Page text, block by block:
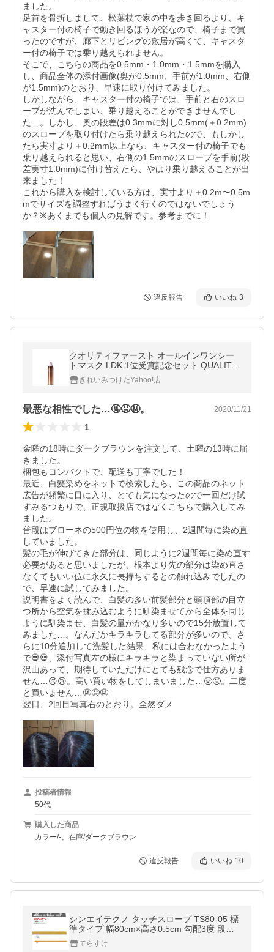
ました。
足首を骨折しまして、松葉杖で家の中を歩き回るより、キ
ャスター付の椅子で動き回るほうが楽なので、椅子まで買
ったのですが、廊下とリビングの敷居が高くて、キャスタ
ー付の椅子では乗り越えられません。
そこで、こちらの商品を0.5mm・1.0mm・1.5mmを購入
し、商品全体の添付画像(奥が0.5mm、手前が1.0mm、右側
が1.5mm)のとおり、早速に取り付けてみました。
しかしながら、キャスター付の椅子では、手前と右のスロ
ープが沈んでしまい、乗り越えることができませんでし
た…。しかし、奥の段差は0.3mmに対し0.5mm(＋0.2mm)
のスロープを取り付けたら乗り越えられたので、もしかし
たら実寸より＋0.2mm以上なら、キャスター付の椅子でも
乗り越えられると思い、右側の1.5mmのスロープを手前(段
差実寸1.0mm)に付け替えたら、やはり乗り越えることが出
来ました！
これから購入を検討している方は、実寸より＋0.2m〜0.5m
mでサイズを調整すればうまく行くのではないでしょう
か？※あくまでも個人の見解です。参考までに！
違反報告 いいね 3
クオリティファースト オールインワンシー
トマスク LDK 1位受賞記念セット QUALITY
1st クオリティファースト
きれいみつけたYahoo!店
最悪な相性でした…🤬😡🤬。 2020/11/21
1
金曜の18時にダークブラウンを注文して、土曜の13時に届
きました。
梱包もコンパクトで、配送も丁寧でした！
最近、白髪染めをネットで検索したら、この商品のネット
広告が頻繁に目に入り、とても気になったので一回だけ試
すみるつもりで、正規取扱店ではなくこちらで購入してみ
ました。
普段はブローネの500円位の物を使用し、2週間毎に染め直
していました。
髪の毛が伸びてきた部分は、同じように2週間毎に染め直す
必要があると思いましたが、根本より先の部分は染め直さ
なくてもいい位に永久に長持ちするとの触れ込みでしたの
で、早速に試してみました。
説明書をよく読んで、白髪の多い前髪部分と頭頂部の目立
つ所から空気を揉み込むように馴染ませてから全体を同じ
ように馴染ませ、白髪の量がかなり多いので15分放置して
みました…。なんだかキラキラしてる部分が多いので、さ
らに10分追加して洗髪した結果、私には合わなかったよう
で💀💀、添付写真左の様にキラキラと染まっていない所が
沢山あって、期待していただけにとても残念で仕方ありま
せん…😢😢。高い買い物をしてしまいました…🤬😡。二度
と買いません…🤬😡🤬
翌日、2回目写真右のとおり。全然ダメ
投稿者情報
50代
購入した商品
カラー/-、在庫/ダークブラウン
違反報告 いいね 10
シンエイテクノ タッチスロープ TS80-05 標
準タイプ 幅80cm×高さ0.5cm 勾配3度 段差
解消 転倒防止 室内をかんたんリフォーム ※
溝はありません
てらすけ